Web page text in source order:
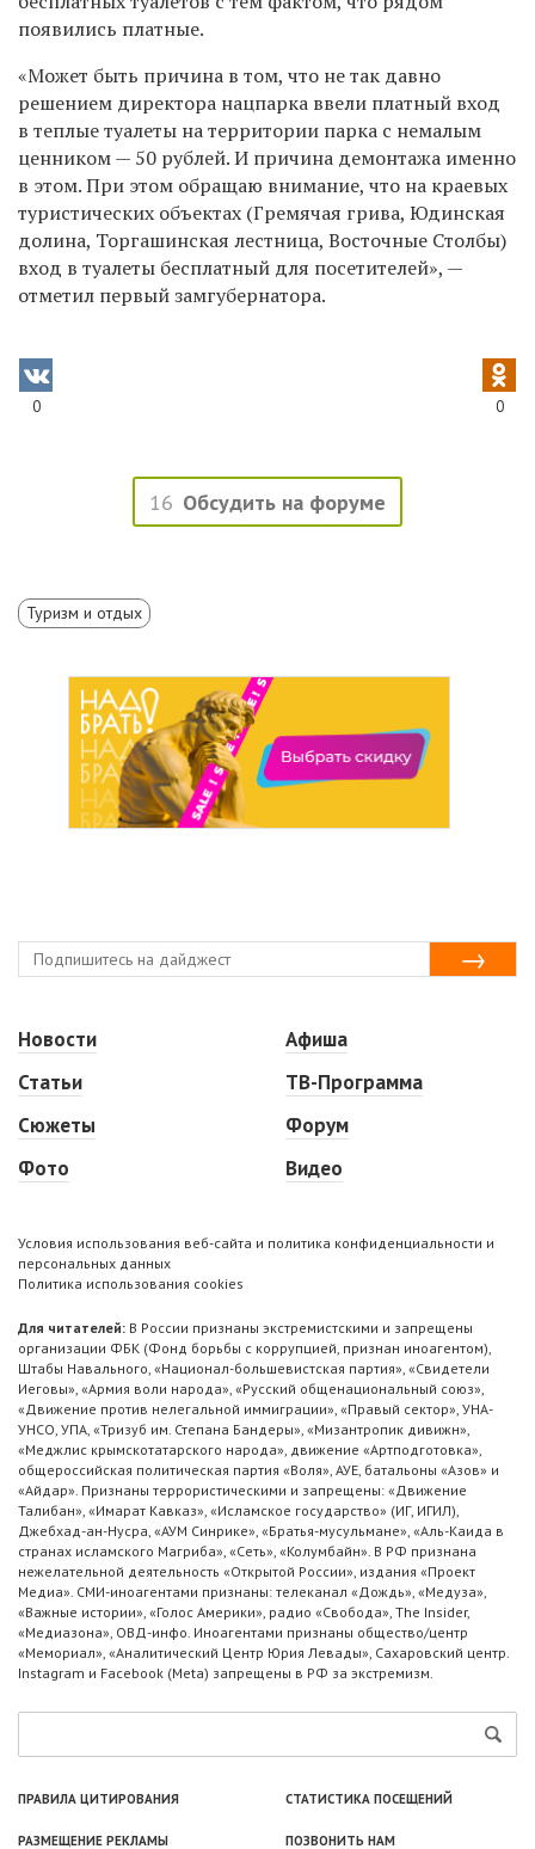
появились платные.
«Может быть причина в том, что не так давно
решением директора нацпарка ввели платный вход
в теплые туалеты на территории парка с немалым
ценником — 50 рублей. И причина демонтажа именно
в этом. При этом обращаю внимание, что на краевых
туристических объектах (Гремячая грива, Юдинская
долина, Торгашинская лестница, Восточные Столбы)
вход в туалеты бесплатный для посетителей», —
отметил первый замгубернатора.
0 0
16 Обсудить на форуме
Туризм и отдых
Новости
Статьи
Сюжеты
Фото
Афиша
ТВ-Программа
Форум
Видео
Условия использования веб-сайта и политика конфиденциальности и
персональных данных
Политика использования cookies
Для читателей: В России признаны экстремистскими и запрещены
организации ФБК (Фонд борьбы с коррупцией, признан иноагентом),
Штабы Навального, «Национал-большевистская партия», «Свидетели
Иеговы», «Армия воли народа», «Русский общенациональный союз»,
«Движение против нелегальной иммиграции», «Правый сектор», УНА-
УНСО, УПА, «Тризуб им. Степана Бандеры», «Мизантропик дивижн»,
«Меджлис крымскотатарского народа», движение «Артподготовка»,
общероссийская политическая партия «Воля», АУЕ, батальоны «Азов» и
«Айдар». Признаны террористическими и запрещены: «Движение
Талибан», «Имарат Кавказ», «Исламское государство» (ИГ, ИГИЛ),
Джебхад-ан-Нусра, «АУМ Синрике», «Братья-мусульмане», «Аль-Каида в
странах исламского Магриба», «Сеть», «Колумбайн». В РФ признана
нежелательной деятельность «Открытой России», издания «Проект
Медиа». СМИ-иноагентами признаны: телеканал «Дождь», «Медуза»,
«Важные истории», «Голос Америки», радио «Свобода», The Insider,
«Медиазона», ОВД-инфо. Иноагентами признаны общество/центр
«Мемориал», «Аналитический Центр Юрия Левады», Сахаровский центр.
Instagram и Facebook (Metа) запрещены в РФ за экстремизм.
ПРАВИЛА ЦИТИРОВАНИЯ СТАТИСТИКА ПОСЕЩЕНИЙ
РАЗМЕЩЕНИЕ РЕКЛАМЫ ПОЗВОНИТЬ НАМ